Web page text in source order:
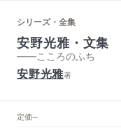
シリーズ・全集
安野光雅・文
——こころのふち
安野光雅著
定価--